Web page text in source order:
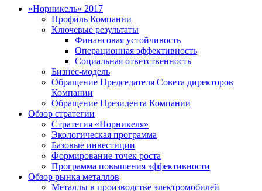
«Норникель» 2017
Профиль Компании
Ключевые результаты
Финансовая устойчивость
Операционная эффективность
Социальная ответственность
Бизнес-модель
Обращение Председателя Совета директоров
Компании
Обращение Президента Компании
Обзор стратегии
Стратегия «Норникеля»
Экологическая программа
Базовые инвестиции
Формирование точек роста
Программа повышения эффективности
Обзор рынка металлов
Металлы в производстве электромобилей